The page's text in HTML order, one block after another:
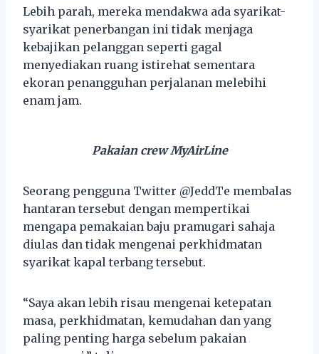
Lebih parah, mereka mendakwa ada syarikat-
syarikat penerbangan ini tidak menjaga
kebajikan pelanggan seperti gagal
menyediakan ruang istirehat sementara
ekoran penangguhan perjalanan melebihi
enam jam.
Pakaian crew MyAirLine
Seorang pengguna Twitter @JeddTe membalas
hantaran tersebut dengan mempertikai
mengapa pemakaian baju pramugari sahaja
diulas dan tidak mengenai perkhidmatan
syarikat kapal terbang tersebut.
“Saya akan lebih risau mengenai ketepatan
masa, perkhidmatan, kemudahan dan yang
paling penting harga sebelum pakaian